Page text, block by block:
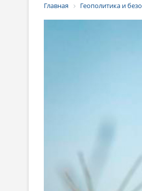
Главная Геополитика и